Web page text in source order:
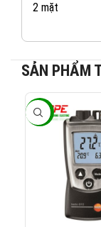
2 mặt
SẢN PHẨM
-17%